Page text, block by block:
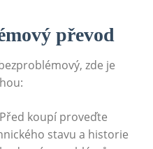
převod
zde je
Před koupí proveďte
stavu a historie